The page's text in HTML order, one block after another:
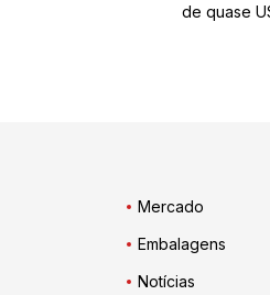
de quase
Mercado
Embalagens
Notícias